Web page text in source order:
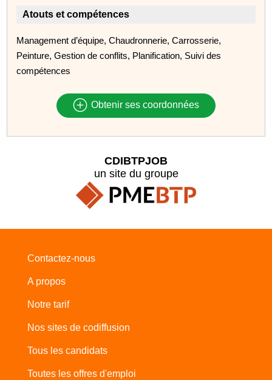
Atouts et compétences
Management d’équipe, Chaudronnerie, Carrosserie,
Peinture, Gestion de conflits, Planification, Suivi des
compétences
Obtenir ses coordonnées
CDIBTPJOB
un site du groupe
Contactez-nous
A propos
Notre tarif
Nos sites de codiffusion
Tous les candidats
Toutes les offres d'emploi